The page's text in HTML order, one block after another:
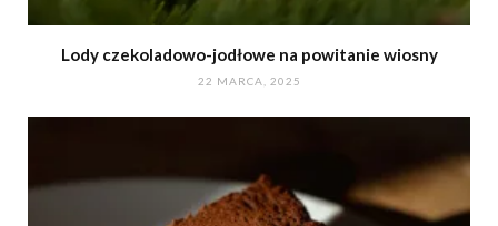
Lody czekoladowo-jodłowe na powitanie wiosny
22 MARCA, 2025